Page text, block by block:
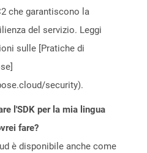
che garantiscono la
del servizio. Leggi
sulle [Pratiche di
security).
l'SDK per la mia lingua
fare?
è disponibile anche come